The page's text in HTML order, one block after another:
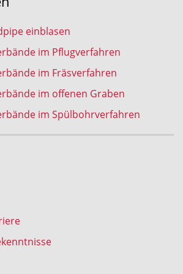
einblasen
im Pflugverfahren
im Fräsverfahren
im offenen Graben
im Spülbohrverfahren